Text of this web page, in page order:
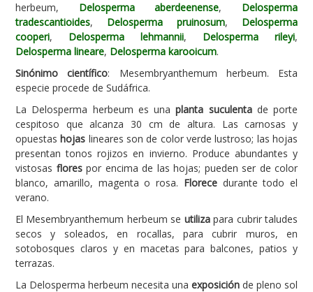
Carencias
Fotos
Árboles y Palmeras
Arbustos y Trepadoras
Cactus y Suculentas
herbeum, Delosperma aberdeenense, Delosperma
tradescantioides, Delosperma pruinosum, Delosperma
cooperi, Delosperma lehmannii, Delosperma rileyi,
Delosperma lineare, Delosperma karooicum.
Sinónimo científico: Mesembryanthemum herbeum. Esta
especie procede de Sudáfrica.
La Delosperma herbeum es unaplanta suculentade porte
cespitoso que alcanza 30 cm de altura. Las carnosas y
opuestashojas lineares son de color verde lustroso; las hojas
presentan tonos rojizos en invierno. Produce abundantes y
vistosas florespor encima de las hojas; pueden ser de color
blanco, amarillo, magenta o rosa. Florecedurante todo el
verano.
El Mesembryanthemum herbeum se utilizapara cubrir taludes
secos y soleados, en rocallas, para cubrir muros, en
sotobosques claros y en macetas para balcones, patios y
terrazas.
La Delosperma herbeum necesita una exposición de pleno sol